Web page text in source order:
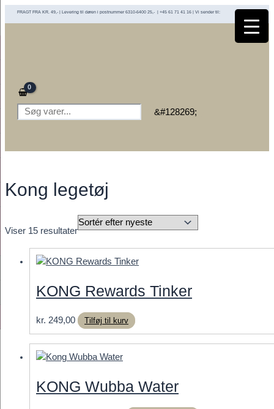
til
FRAGT FRA KR. 49,- | Levering til døren i postnummer 6310-6400 25,- | +45 61 71 41 16 | Vi sender til:
Søg &#128269;
Kong legetøj
Viser 15 resultaterSorteret
seneste
KONG Rewards Tinker
kr. 249,00 Tilføj til kurv
KONG Wubba Water